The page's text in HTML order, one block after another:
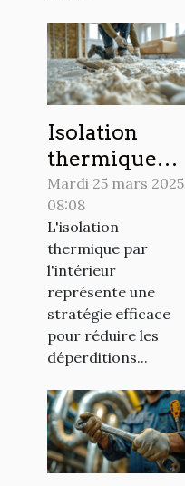
Isolation
thermique
par l'intérieur
techniques et
matériaux
pour un
habitat plus
économe
Mardi 25 mars 2025
08:08
L'isolation
thermique par
l'intérieur
représente une
stratégie efficace
pour réduire les
déperditions...